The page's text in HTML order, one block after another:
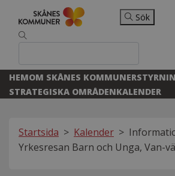
Sök
HEMOM SKÅNES KOMMUNER
STRATEGISKA OMRÅDENKALENDER
Startsida > Kalender >
Yrkesresan Barn och Unga, Van-